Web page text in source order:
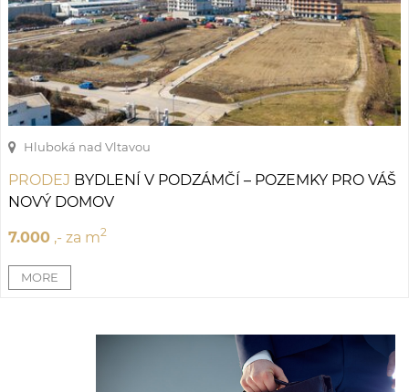
Hluboká nad Vltavou
PRODEJ BYDLENÍ V PODZÁMČÍ – POZEMKY PRO VÁŠ
NOVÝ DOMOV
7.000 ,- za m2